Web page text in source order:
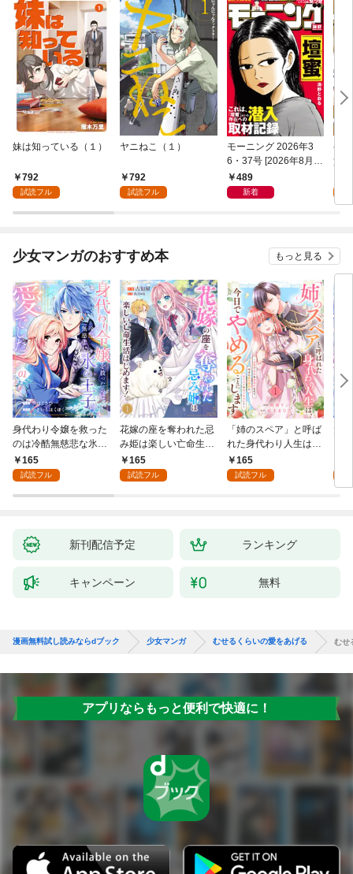
妹は知っている（１）
792
試読フル
ヤニねこ（１）
792
試読フル
モーニング 2026年3
6・37号 [2026年8月6
日発売]
489
新着
ゲ
貴
を
し
少女マンガのおすすめ本 もっと見る
身代わり令嬢を救った
のは冷酷無慈悲な氷の
王子の愛でした１
165
試読フル
花嫁の座を奪われた忌
み姫は楽しい亡命生活
はじめます！１
165
試読フル
「姉のスペア」と呼ば
れた身代わり人生は、
今日でやめることにし
ます～辺境で自由を満
165
試読フル
新刊配信予定 ランキング
キャンペーン 無料
漫画無料試し読みならdブック 少女マンガ むせるくらいの愛をあげる むせ
アプリならもっと便利で快適に！